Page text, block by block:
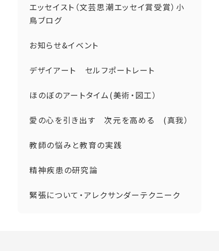
エッセイスト（文芸思潮エッセイ賞受賞）小
鳥ブログ
お知らせ&イベント
デザイアート セルフポートレート
ほのぼのアートタイム(美術・図工）
愛の心を引き出す 次元を高める (真我）
教師の悩みと教育の実践
精神疾患の研究論
緊張について・アレクサンダーテクニーク